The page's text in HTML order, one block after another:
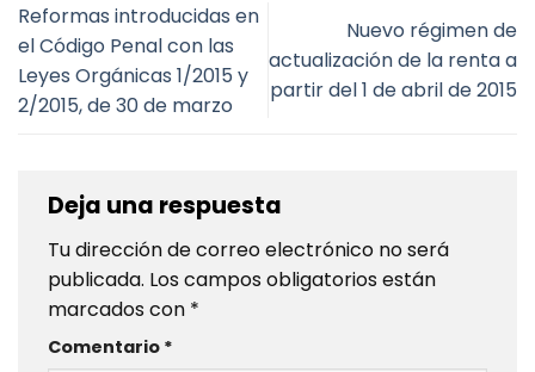
Reformas introducidas en
el Código Penal con las
Leyes Orgánicas 1/2015 y
2/2015, de 30 de marzo
Nuevo régimen de
actualización de la renta a
partir del 1 de abril de 2015
Deja una respuesta
Tu dirección de correo electrónico no será
publicada. Los campos obligatorios están
marcados con *
Comentario *